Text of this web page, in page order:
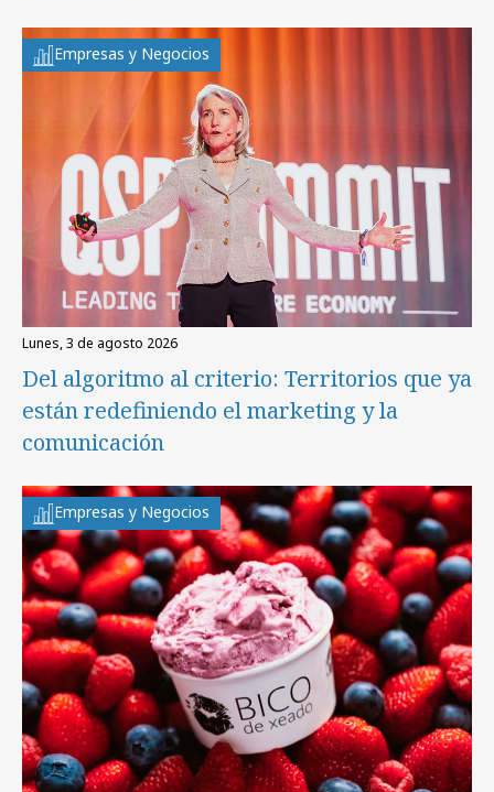
Empresas y Negocios
lunes, 3 de agosto 2026
Del algoritmo al criterio: Territorios que ya
están redefiniendo el marketing y la
comunicación
Empresas y Negocios